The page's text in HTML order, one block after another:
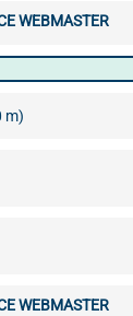
WEBMASTER
m)
WEBMASTER